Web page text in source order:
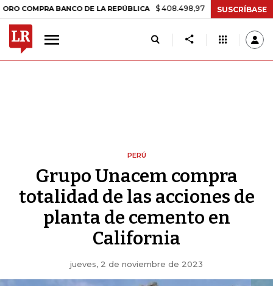
BANCO DE LA REPÚBLICA $ 408.498,97 +$ 8.753,81 +2,19%
SUSCRÍBASE
PERÚ
Grupo Unacem compra
totalidad de las acciones de
planta de cemento en
California
jueves, 2 de noviembre de 2023